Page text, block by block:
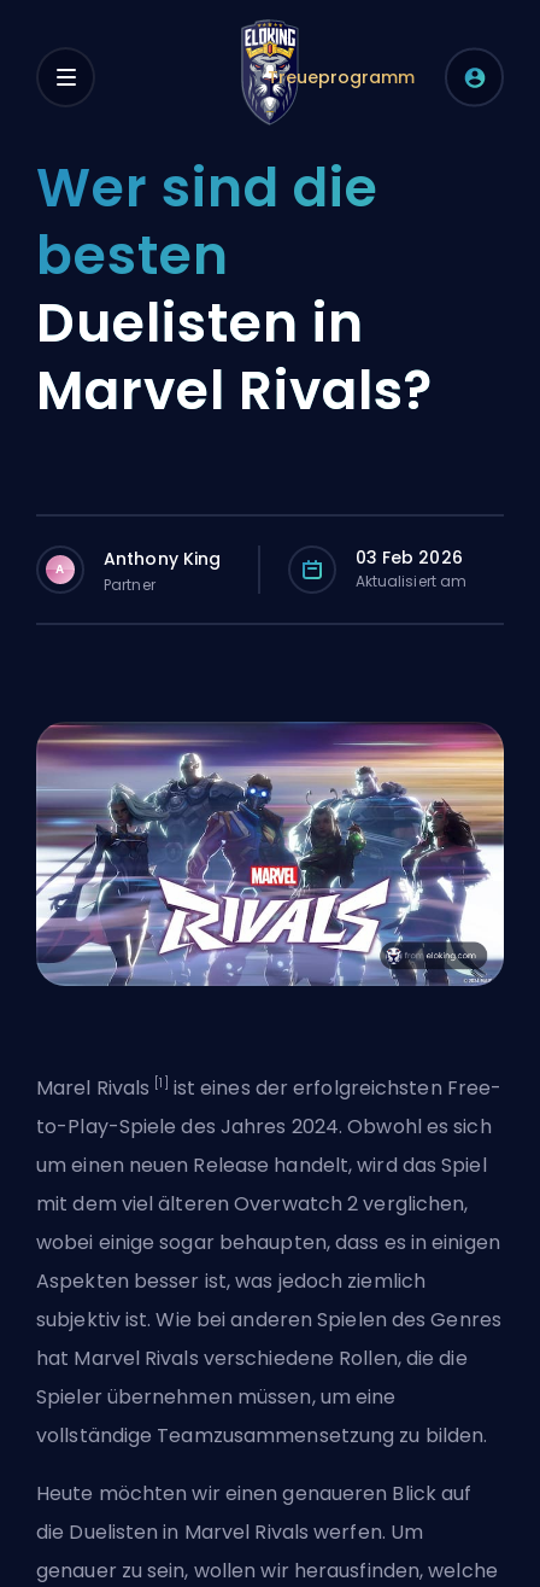
Treueprogramm
Wer sind die
besten
Duelisten in
Marvel Rivals?
A Anthony King
Partner
03 Feb 2026
Aktualisiert am
Marel Rivals [1]
ist eines der erfolgreichsten Free-
to-Play-Spiele des Jahres 2024. Obwohl es sich
um einen neuen Release handelt, wird das Spiel
mit dem viel älterenOverwatch 2verglichen,
wobei einige sogar behaupten, dass es in einigen
Aspekten besser ist, was jedoch ziemlich
subjektiv ist. Wie bei anderen Spielen des Genres
hat Marvel Rivals verschiedene Rollen, die die
Spieler übernehmen müssen, um eine
vollständige Teamzusammensetzung zu bilden.
Heute möchten wir einen genaueren Blick auf
die Duelisten in Marvel Rivals werfen. Um
genauer zu sein, wollen wir herausfinden, welche